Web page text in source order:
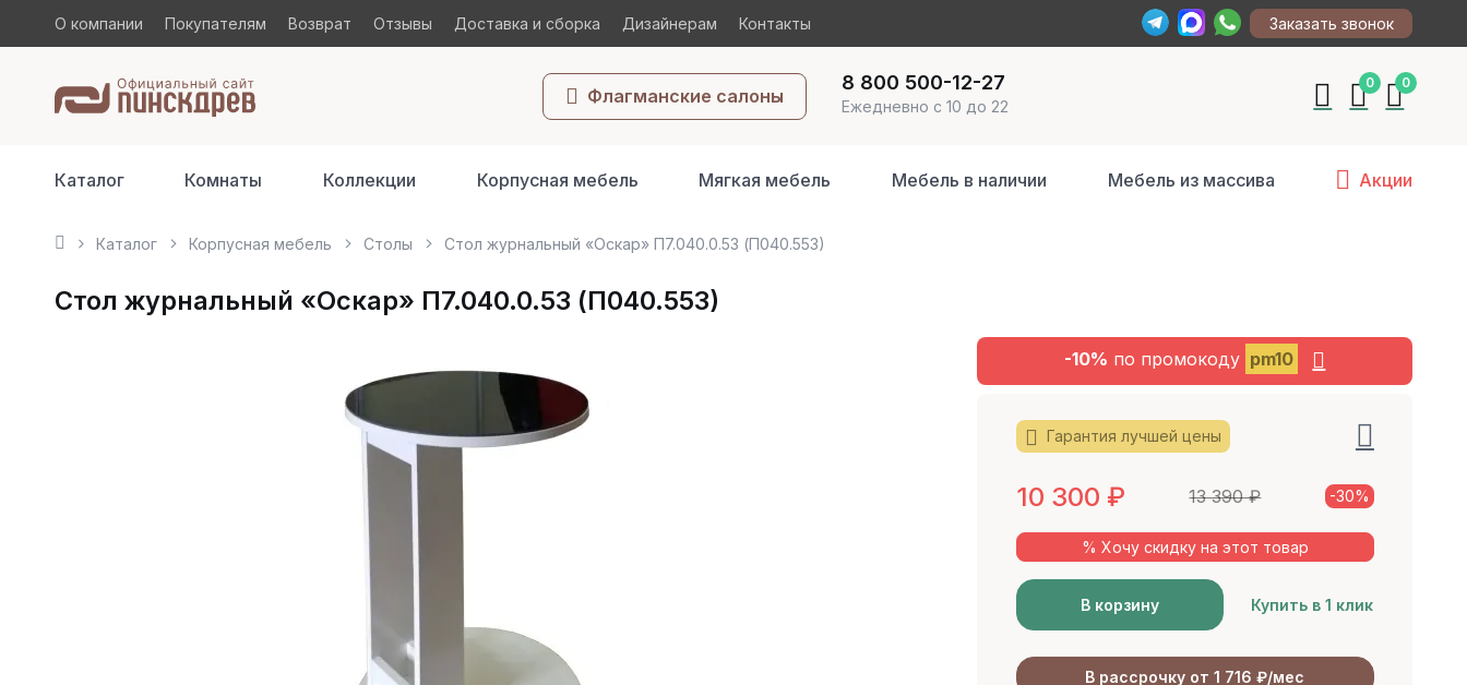
О компании Покупателям Возврат Отзывы Доставка и сборка Дизайнерам Контакты Заказать звонок
Флагманские салоны
8 800 500-12-27
Ежедневно с 10 до 22
0 0
Каталог Комнаты Коллекции Корпусная мебель Мягкая мебель Мебель в наличии Мебель из массива Акции
Каталог Корпусная мебель Столы Стол журнальный «Оскар» П7.040.0.53 (П040.553)
Стол журнальный «Оскар» П7.040.0.53 (П040.553)
-10% по промокоду pm10
Гарантия лучшей цены
10 300 ₽ 13 390₽ -30%
% Хочу скидку на этот товар
В корзину Купить в 1 клик
В рассрочку от 1 716 ₽/мес